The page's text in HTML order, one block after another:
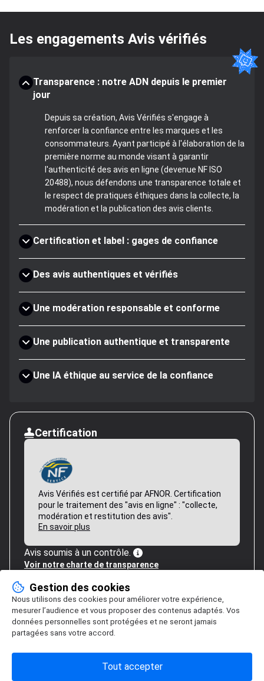
Les engagements Avis vérifiés
Transparence : notre ADN depuis le premier
jour
Depuis sa création, Avis Vérifiés s'engage à
renforcer la confiance entre les marques et les
consommateurs. Ayant participé à l'élaboration de la
première norme au monde visant à garantir
l'authenticité des avis en ligne (devenue NF ISO
20488), nous défendons une transparence totale et
le respect de pratiques éthiques dans la collecte, la
modération et la publication des avis clients.
Certification et label : gages de confiance
Des avis authentiques et vérifiés
Une modération responsable et conforme
Une publication authentique et transparente
Une IA éthique au service de la confiance
Certification
Avis Vérifiés est certifié par AFNOR. Certification
pour le traitement des "avis en ligne" : "collecte,
modération et restitution des avis".
En savoir plus
Avis soumis à un contrôle.
Voir notre charte de transparence
Gestion des cookies
Nous utilisons des cookies pour améliorer votre expérience,
mesurer l’audience et vous proposer des contenus adaptés. Vos
données personnelles sont protégées et ne seront jamais
partagées sans votre accord.
Tout accepter